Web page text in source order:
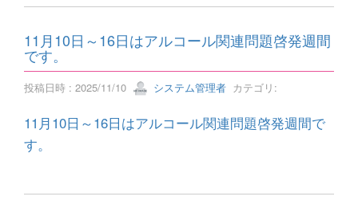
11月10日～16日はアルコール関連問題啓発週間
です。
投稿日時 : 2025/11/10 システム管理者 カテゴリ:
11月10日～16日はアルコール関連問題啓発週間で
す。